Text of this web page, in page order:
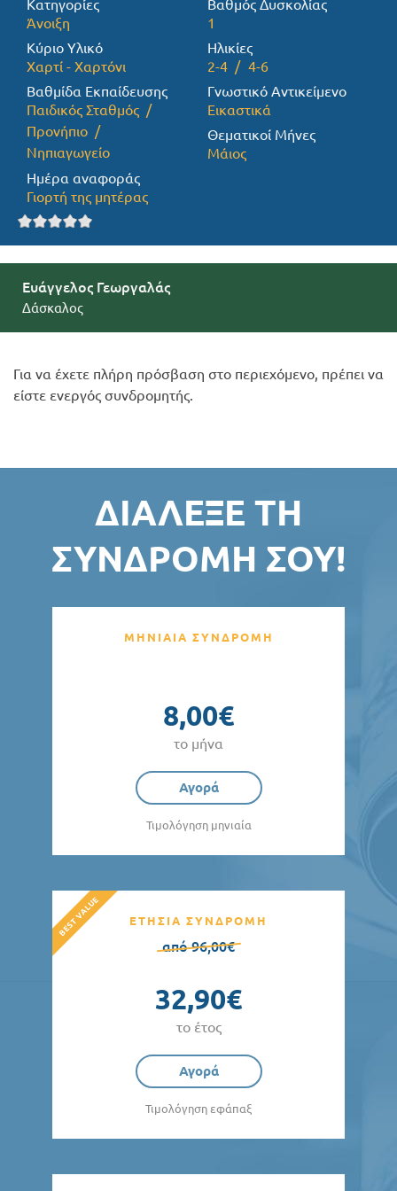
Προσφορές
Κατηγορίες
Άνοιξη
Βαθμός Δυσκολίας
1
Κύριο Υλικό
Χαρτί - Χαρτόνι
Ηλικίες
2-4
4-6
Βαθμίδα Εκπαίδευσης
Παιδικός Σταθμός
Προνήπιο
Νηπιαγωγείο
Γνωστικό Αντικείμενο
Εικαστικά
Θεματικοί Μήνες
Μάιος
Ημέρα αναφοράς
Γιορτή της μητέρας
Ευάγγελος Γεωργαλάς
Δάσκαλος
Για να έχετε πλήρη πρόσβαση στο περιεχόμενο, πρέπει να
είστε ενεργός συνδρομητής.
ΔΙΆΛΕΞΕ ΤΗ
ΣΥΝΔΡΟΜΉ ΣΟΥ!
ΜΗΝΙΑΙΑ ΣΥΝΔΡΟΜΗ
8,00€
το μήνα
Αγορά
Τιμολόγηση μηνιαία
ΕΤΗΣΙΑ ΣΥΝΔΡΟΜΗ
από 96,00€
32,90€
το έτος
Αγορά
Τιμολόγηση εφάπαξ